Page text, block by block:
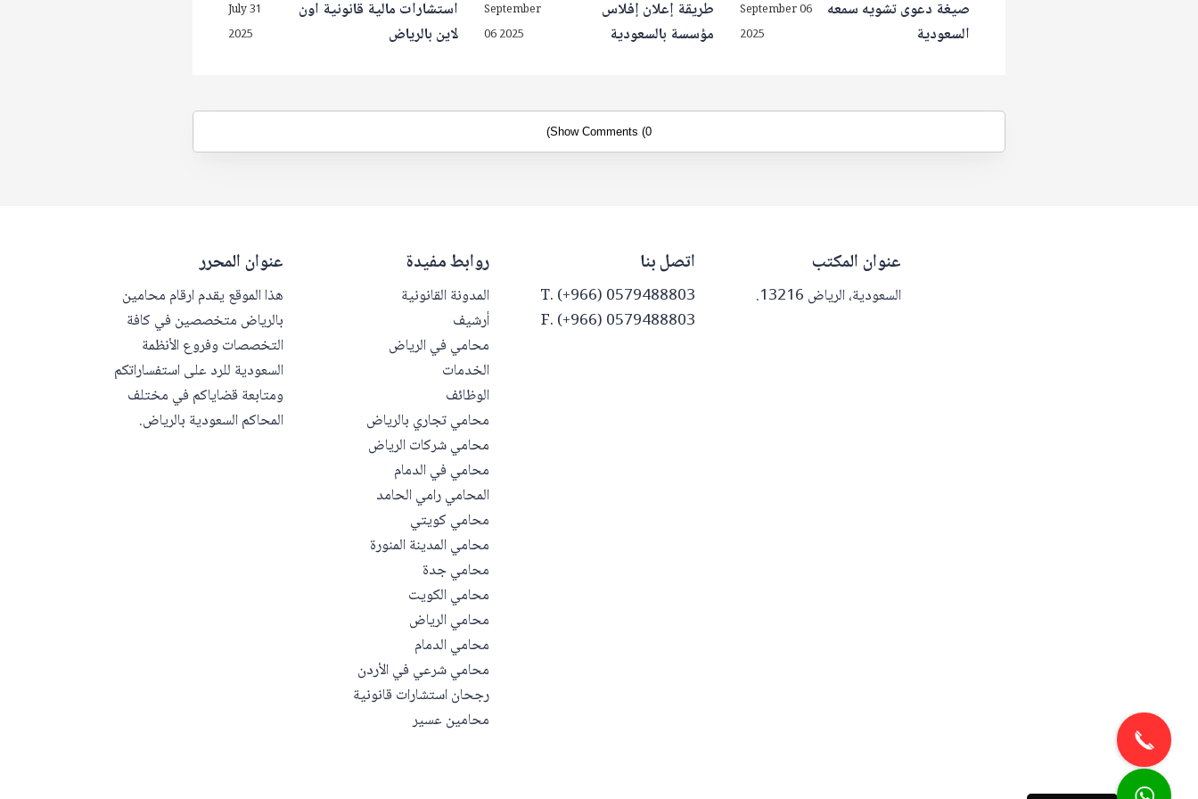
صيغة دعوى تشويه سمعه
السعودية
September 06
2025
طريقة إعلان إفلاس
مؤسسة بالسعودية
September
06 2025
استشارات مالية قانونية اون
لاين بالرياض
July 31
2025
Show Comments (0)
عنوان المكتب
السعودية، الرياض 13216.
اتصل بنا
T. (+966) 0579488803
F. (+966) 0579488803
روابط مفيدة
المدونة القانونية
أرشيف
محامي في الرياض
الخدمات
الوظائف
محامي تجاري بالرياض
محامي شركات الرياض
محامي في الدمام
المحامي رامي الحامد
محامي كويتي
محامي المدينة المنورة
محامي جدة
محامي الكويت
محامي الرياض
محامي الدمام
محامي شرعي في الأردن
رجحان استشارات قانونية
محامين عسير
عنوان المحرر
هذا الموقع يقدم ارقام محامين
بالرياض متخصصين في كافة
التخصصات وفروع الأنظمة
السعودية للرد على استفساراتكم
ومتابعة قضاياكم في مختلف
المحاكم السعودية بالرياض.